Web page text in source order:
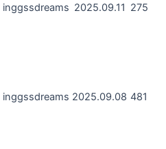
inggssdreams 2025.09.11 275
inggssdreams 2025.09.08 481